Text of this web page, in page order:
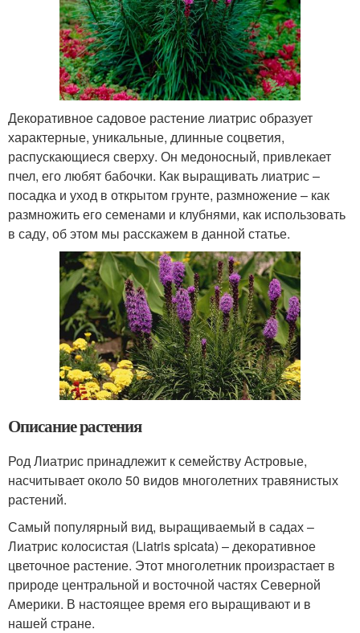
Декоративное садовое растение лиатрис образует
характерные, уникальные, длинные соцветия,
распускающиеся сверху. Он медоносный, привлекает
пчел, его любят бабочки. Как выращивать лиатрис –
посадка и уход в открытом грунте, размножение – как
размножить его семенами и клубнями, как использовать
в саду, об этом мы расскажем в данной статье.
Описание растения
Род Лиатрис принадлежит к семейству Астровые,
насчитывает около 50 видов многолетних травянистых
растений.
Самый популярный вид, выращиваемый в садах –
Лиатрис колосистая (Liatris spicata) – декоративное
цветочное растение. Этот многолетник произрастает в
природе центральной и восточной частях Северной
Америки. В настоящее время его выращивают и в
нашей стране.